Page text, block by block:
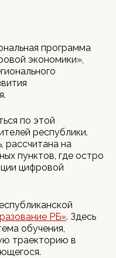
программа
экономики»,
по этой
республики.
рассчитана на
пунктов, где остро
цифровой
РБ». Здесь
обучения,
траекторию в